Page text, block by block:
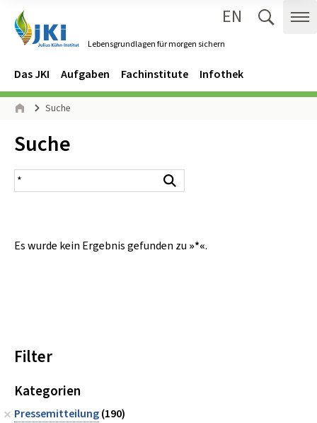
Lebensgrundlagen für morgen sichern
EN
Navigation
Hauptmenü
Das JKI Aufgaben Fachinstitute Infothek
Seitenpfad
Suche
Inhalt:
Suche
Suchergebnis
Es wurde kein Ergebnis gefunden zu »*«.
Filter
Kategorien
Pressemitteilung(190)